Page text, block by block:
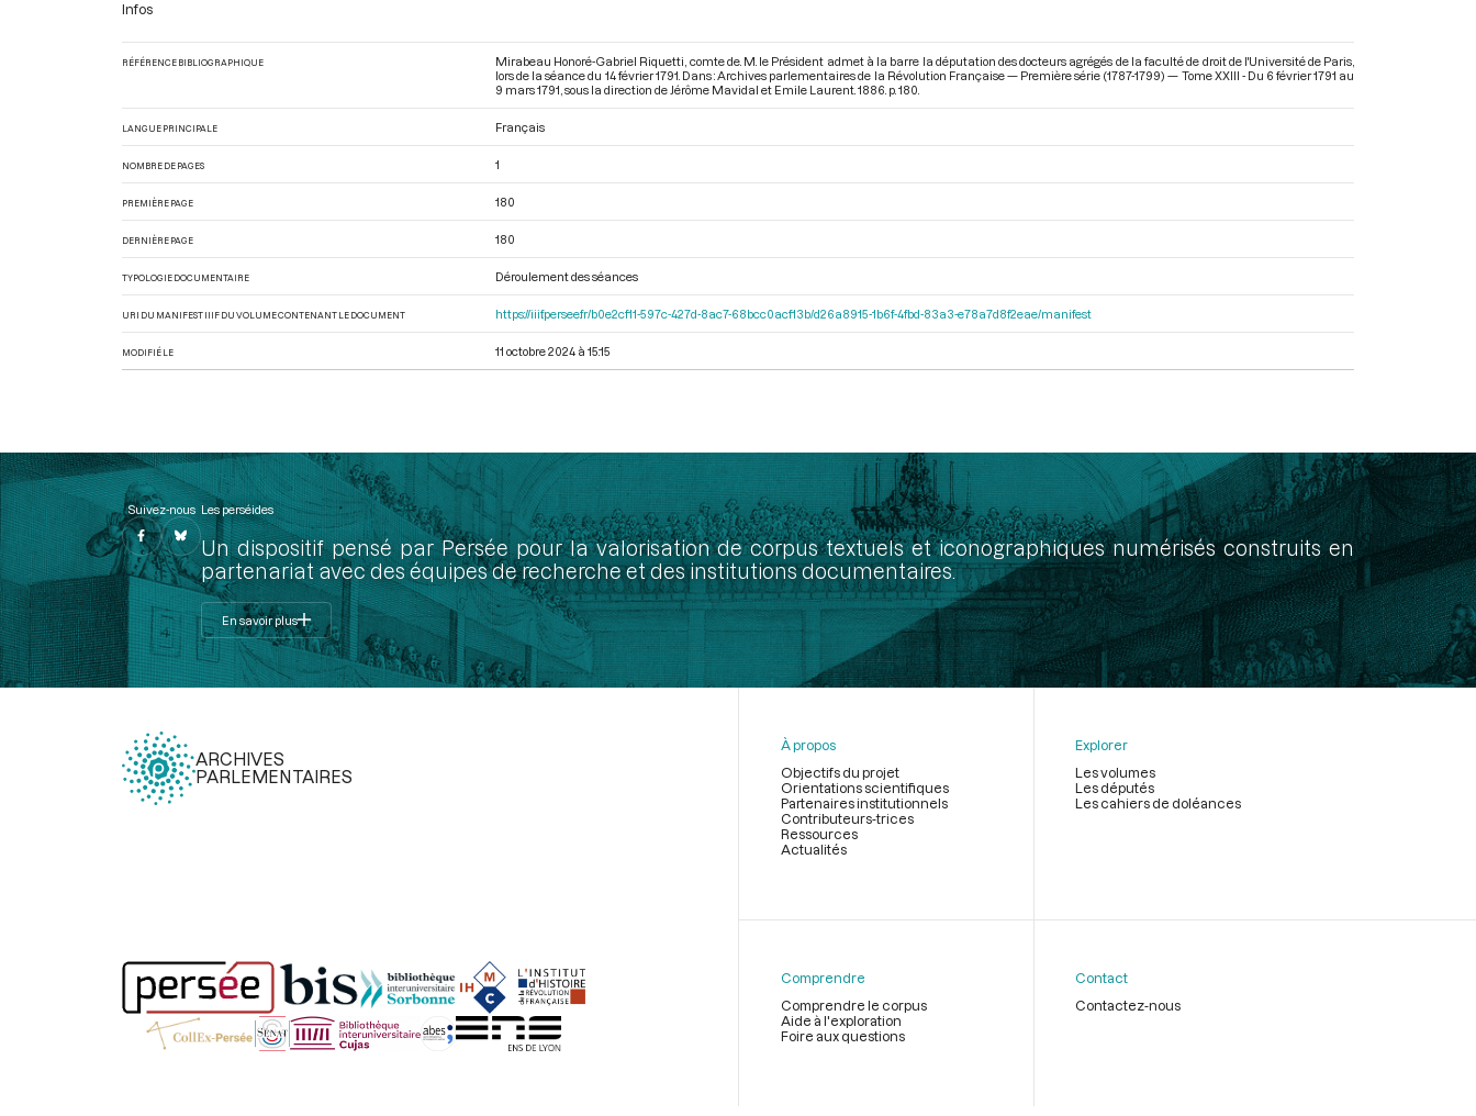
Infos
RÉFÉRENCE BIBLIOGRAPHIQUE
Mirabeau Honoré-Gabriel Riquetti, comte de. M. le Président admet à la barre la députation des docteurs agrégés de la faculté de droit de l'Université de Paris,
lors de la séance du 14 février 1791. Dans : Archives parlementaires de la Révolution Française — Première série (1787-1799) — Tome XXIII - Du 6 février 1791 au
9 mars 1791 , sous la direction de Jérôme Mavidal et Emile Laurent. 1886. p. 180.
LANGUE PRINCIPALE Français
NOMBRE DE PAGES 1
PREMIÈRE PAGE 180
DERNIÈRE PAGE 180
TYPOLOGIE DOCUMENTAIRE Déroulement des séances
URI DU MANIFEST IIIF DU VOLUME CONTENANT LE DOCUMENT https://iiif.persee.fr/b0e2cf11-597c-427d-8ac7-68bcc0acf13b/d26a8915-1b6f-4fbd-83a3-e78a7d8f2eae/manifest
MODIFIÉ LE 11 octobre 2024 à 15:15
Suivez-nous Les perséides
Un dispositif pensé par Persée pour la valorisation de corpus textuels et iconographiques numérisés construits en
partenariat avec des équipes de recherche et des institutions documentaires.
En savoir plus
ARCHIVES
PARLEMENTAIRES
page
À propos
Objectifs du projet
Orientations scientifiques
Partenaires institutionnels
Contributeurs-trices
Ressources
Actualités
Explorer
Les volumes
Les députés
Les cahiers de doléances
Comprendre
Comprendre le corpus
Aide à l'exploration
Foire aux questions
Contact
Contactez-nous